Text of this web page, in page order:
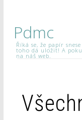
Pdmc
Říká se, že papír
toho dá uložit! A
na náš web.